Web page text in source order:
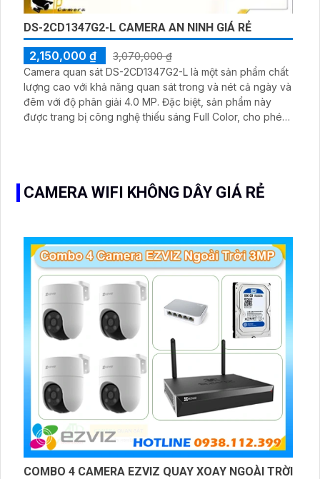
DS-2CD1347G2-L CAMERA AN NINH GIÁ RẺ
2,150,000 ₫
3,070,000 ₫
Camera quan sát DS-2CD1347G2-L là một sản phẩm chất
lượng cao với khả năng quan sát trong và nét cả ngày và
đêm với độ phân giải 4.0 MP. Đặc biệt, sản phẩm này
được trang bị công nghệ thiếu sáng Full Color, cho phép
CAMERA WIFI KHÔNG DÂY GIÁ RẺ
COMBO 4 CAMERA EZVIZ QUAY XOAY NGOÀI TRỜI